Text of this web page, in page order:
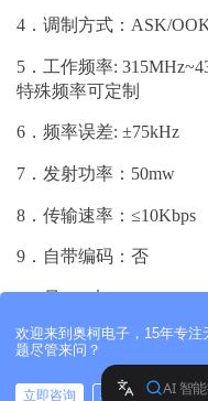
4．调制方式：ASK/
5．工作频率:
特殊频率可定制
6．频率误差: ±75kHz
7．发射功率：50mw
8．传输速率：≤10Kbps
9．自带编码：否
10. 尺 寸：
欢迎来到奥柯电子，15年专注
题尽管来问？
立即咨询
稍后再说